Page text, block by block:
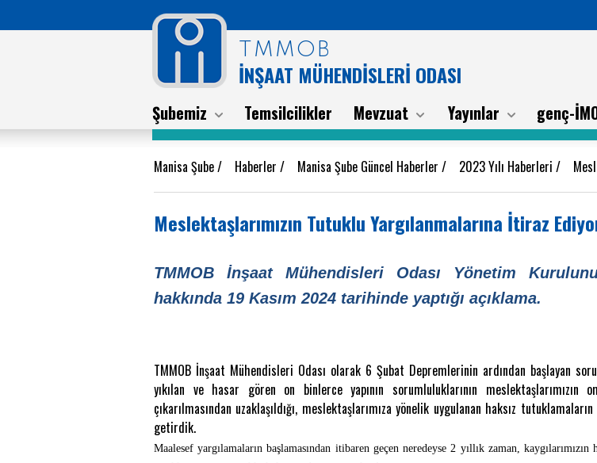
TMMOB
İNŞAAT MÜHENDİSLERİ ODASI
Şubemiz Temsilcilikler Mevzuat Yayınlar genç-
Manisa Şube/ Haberler / Manisa Şube Güncel Haberler / 2023 Yılı Haberleri /
Meslektaşlarımızın Tutuklu Yargılanmalarına İtiraz
TMMOB İnşaat Mühendisleri Odası Yönetim
hakkında 19 Kasım 2024 tarihinde yaptığı açıklama.
TMMOB İnşaat Mühendisleri Odası olarak 6 Şubat Depremlerinin ardından başlayan
yıkılan ve hasar gören on binlerce yapının sorumluluklarının meslektaşlarımızın
çıkarılmasından uzaklaşıldığı, meslektaşlarımıza yönelik uygulanan haksız
getirdik.
Maalesef yargılamaların başlamasından itibaren geçen neredeyse 2 yıllık zaman,